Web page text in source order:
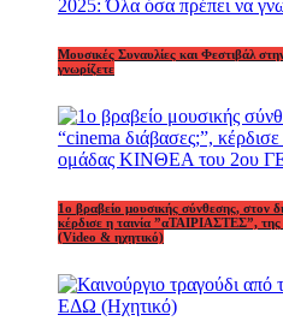
Μουσικές Συναυλίες και Φεστιβάλ
γνωρίζετε
1o βραβείο μουσικής σύνθεσης, στον
κέρδισε η ταινία ”αΤΑΙΡΙΑΣΤΕΣ”,
(Video & ηχητικό)